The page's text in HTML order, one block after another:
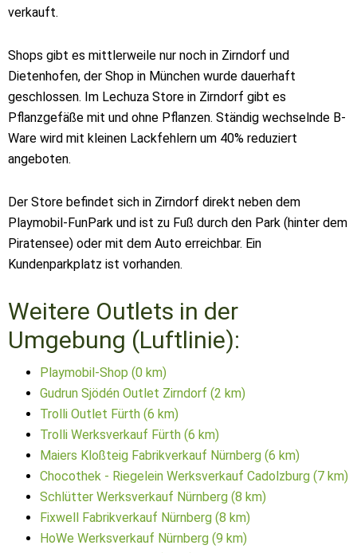
verkauft.
Shops gibt es mittlerweile nur noch in Zirndorf und
Dietenhofen, der Shop in München wurde dauerhaft
geschlossen. Im Lechuza Store in Zirndorf gibt es
Pflanzgefäße mit und ohne Pflanzen. Ständig wechselnde B-
Ware wird mit kleinen Lackfehlern um 40% reduziert
angeboten.
Der Store befindet sich in Zirndorf direkt neben dem
Playmobil-FunPark und ist zu Fuß durch den Park (hinter dem
Piratensee) oder mit dem Auto erreichbar. Ein
Kundenparkplatz ist vorhanden.
Weitere Outlets in der
Umgebung (Luftlinie):
Playmobil-Shop (0 km)
Gudrun Sjödén Outlet Zirndorf (2 km)
Trolli Outlet Fürth (6 km)
Trolli Werksverkauf Fürth (6 km)
Maiers Kloßteig Fabrikverkauf Nürnberg (6 km)
Chocothek - Riegelein Werksverkauf Cadolzburg (7 km)
Schlütter Werksverkauf Nürnberg (8 km)
Fixwell Fabrikverkauf Nürnberg (8 km)
HoWe Werksverkauf Nürnberg (9 km)